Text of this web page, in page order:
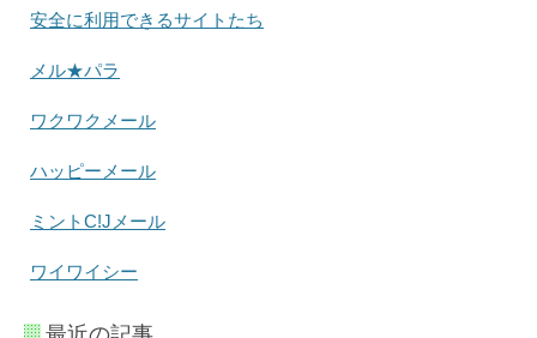
安全に利用できるサイトたち
メル★パラ
ワクワクメール
ハッピーメール
ミントC!Jメール
ワイワイシー